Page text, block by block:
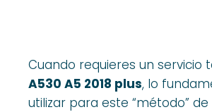
Cuando requieres un servicio
A530 A5 2018 plus, lo
utilizar para este “método”